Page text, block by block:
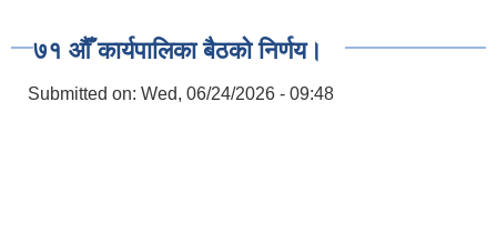
७१ औँ कार्यपालिका बैठको निर्णय।
Submitted on: Wed, 06/24/2026 - 09:48